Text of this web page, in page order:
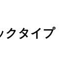
クタイプ